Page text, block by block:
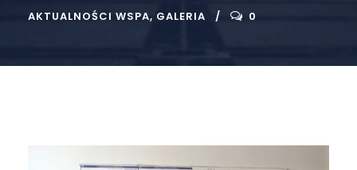
AKTUALNOŚCI WSPA, GALERIA 0